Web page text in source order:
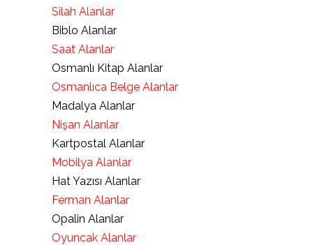
Silah Alanlar
Biblo Alanlar
Saat Alanlar
Osmanlı Kitap Alanlar
Osmanlıca Belge Alanlar
Madalya Alanlar
Nişan Alanlar
Kartpostal Alanlar
Mobilya Alanlar
Hat Yazısı Alanlar
Ferman Alanlar
Opalin Alanlar
Oyuncak Alanlar